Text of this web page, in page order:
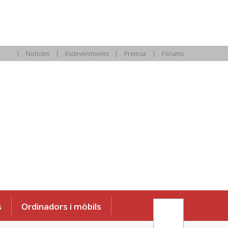
Notícies Esdeveniments Premsa Fòrums
Ordinadors i mòbils